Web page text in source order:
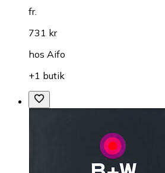
fr.
731 kr
hos Aifo
+1 butik